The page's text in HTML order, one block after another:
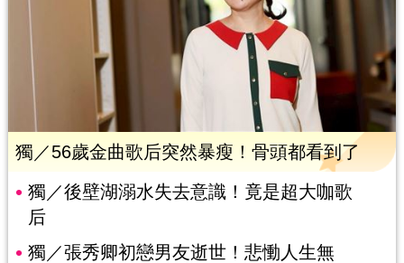
獨／56歲金曲歌后突然暴瘦！骨頭都看到了
獨／後壁湖溺水失去意識！竟是超大咖歌
后
獨／張秀卿初戀男友逝世！悲慟人生無